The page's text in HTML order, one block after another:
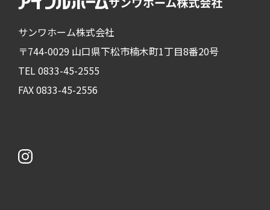
サンワホーム株式会社
〒744-0029 山口県下松市楠木町1丁目8番20号
TEL 0833-45-2555
FAX 0833-45-2556